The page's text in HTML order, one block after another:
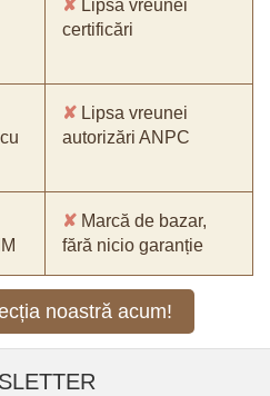
✘ Lipsa vreunei
certificări
✘ Lipsa vreunei
autorizări ANPC
✘ Marcă de bazar,
fără nicio garanție
noastră acum!